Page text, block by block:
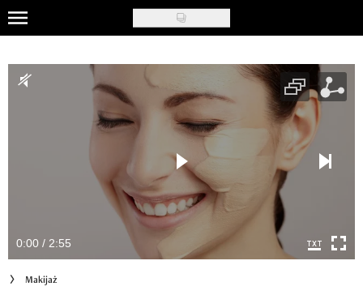
Skip
to
main
content
Moda
0:00 / 2:55
Makijaż